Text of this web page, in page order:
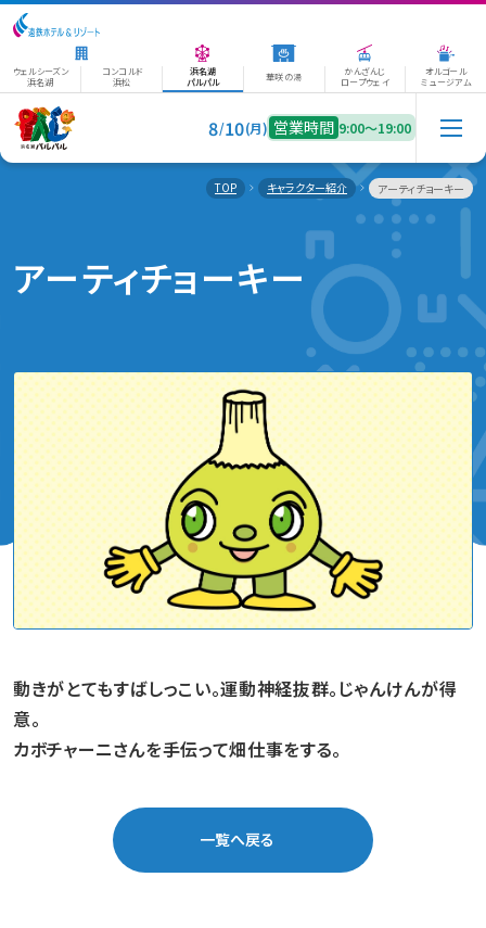
ウェルシーズン
浜名湖
コンコルド
浜松
浜名湖
パルパル
華咲の湯
かんざんじ
ロープウェイ
オルゴール
ミュージアム
8/10(月) 営業時間 9:00〜19:00
TOP キャラクター紹介 アーティチョーキー
アーティチョーキー
動きがとてもすばしっこい。運動神経抜群。じゃんけんが得
意。
カボチャーニさんを手伝って畑仕事をする。
一覧へ戻る